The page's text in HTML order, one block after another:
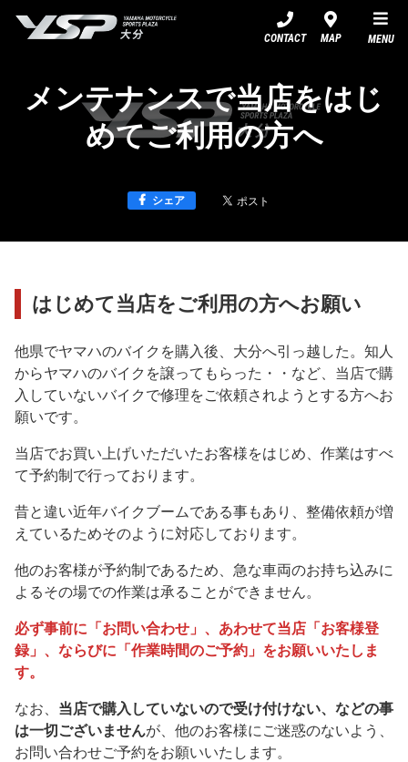
CONTACT MAP MENU
メンテナンスで当店をはじ
めてご利用の方へ
シェア
はじめて当店をご利用の方へお願い
他県でヤマハのバイクを購入後、大分へ引っ越した。知人
からヤマハのバイクを譲ってもらった・・など、当店で購
入していないバイクで修理をご依頼されようとする方へお
願いです。
当店でお買い上げいただいたお客様をはじめ、作業はすべ
て予約制で行っております。
昔と違い近年バイクブームである事もあり、整備依頼が増
えているためそのように対応しております。
他のお客様が予約制であるため、急な車両のお持ち込みに
よるその場での作業は承ることができません。
必ず事前に「お問い合わせ」、あわせて当店「お客様登
録」、ならびに「作業時間のご予約」をお願いいたしま
す。
なお、 当店で購入していないので受け付けない、などの事
は一切ございませんが、他のお客様にご迷惑のないよう、
お問い合わせご予約をお願いいたします。